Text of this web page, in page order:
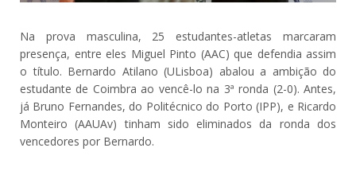
Na prova masculina, 25 estudantes-atletas marcaram
presença, entre eles Miguel Pinto (AAC) que defendia assim
o título. Bernardo Atilano (ULisboa) abalou a ambição do
estudante de Coimbra ao vencê-lo na 3ª ronda (2-0). Antes,
já Bruno Fernandes, do Politécnico do Porto (IPP), e Ricardo
Monteiro (AAUAv) tinham sido eliminados da ronda dos
vencedores por Bernardo.